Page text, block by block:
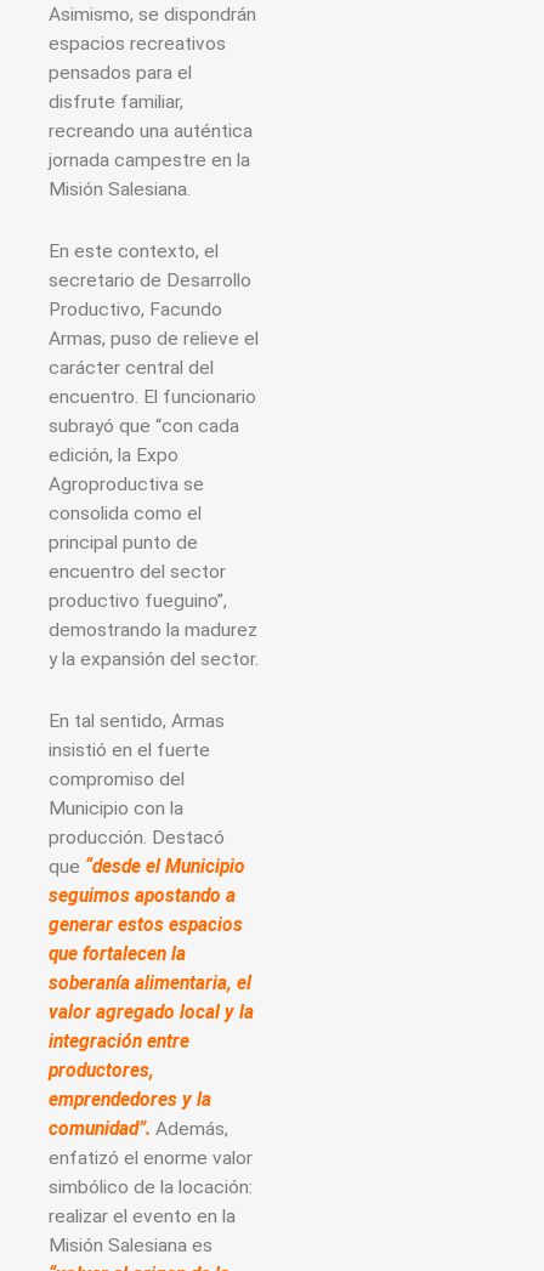
Asimismo, se dispondrán
espacios recreativos
pensados para el
disfrute familiar,
recreando una auténtica
jornada campestre en la
Misión Salesiana.
En este contexto, el
secretario de Desarrollo
Productivo, Facundo
Armas, puso de relieve el
carácter central del
encuentro. El funcionario
subrayó que “con cada
edición, la Expo
Agroproductiva se
consolida como el
principal punto de
encuentro del sector
productivo fueguino”,
demostrando la madurez
y la expansión del sector.
En tal sentido, Armas
insistió en el fuerte
compromiso del
Municipio con la
producción. Destacó
que “desde el Municipio
seguimos apostando a
generar estos espacios
que fortalecen la
soberanía alimentaria, el
valor agregado local y la
integración entre
productores,
emprendedores y la
comunidad”. Además,
enfatizó el enorme valor
simbólico de la locación:
realizar el evento en la
Misión Salesiana es